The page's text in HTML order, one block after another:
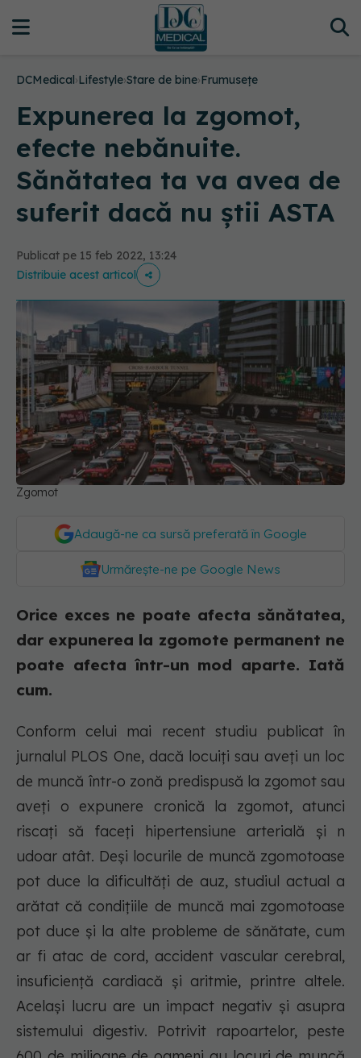
DCMedical›Lifestyle›Stare de bine›Frumusețe
Expunerea la zgomot,
efecte nebănuite.
Sănătatea ta va avea de
suferit dacă nu știi ASTA
Publicat pe 15 feb 2022, 13:24
Distribuie acest articol
Zgomot
Adaugă-ne ca sursă preferată în Google
Urmărește-ne pe Google News
Orice exces ne poate afecta sănătatea,
dar expunerea la zgomote permanent ne
poate afecta într-un mod aparte. Iată
cum.
Conform celui mai recent studiu publicat în
jurnalul PLOS One, dacă locuiți sau aveți un loc
de muncă într-o zonă predispusă la zgomot sau
aveți o expunere cronică la zgomot, atunci
riscați să faceți hipertensiune arterială și n
udoar atât. Deși locurile de muncă zgomotoase
pot duce la dificultăți de auz, studiul actual a
arătat că condițiile de muncă mai zgomotoase
pot duce și la alte probleme de sănătate, cum
ar fi atac de cord, accident vascular cerebral,
insuficiență cardiacă și aritmie, printre altele.
Același lucru are un impact negativ și asupra
sistemului digestiv. Potrivit rapoartelor, peste